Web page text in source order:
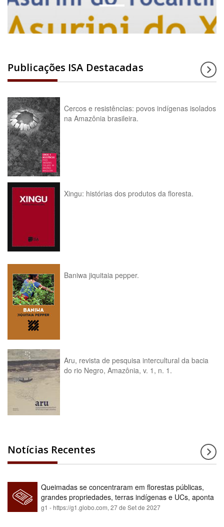
Publicações ISA Destacadas
Cercos e resistências: povos indígenas isolados
na Amazônia brasileira.
Xingu: histórias dos produtos da floresta.
Baniwa jiquitaia pepper.
Aru, revista de pesquisa intercultural da bacia
do rio Negro, Amazônia, v. 1, n. 1.
Notícias Recentes
Queimadas se concentraram em florestas públicas,
grandes propriedades, terras indígenas e UCs, aponta
relatório
g1 - https://g1.globo.com,27 de Set de 2027